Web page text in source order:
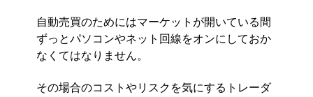
自動売買のためにはマーケットが開いている間
ずっとパソコンやネット回線をオンにしておか
なくてはなりません。
その場合のコストやリスクを気にするトレーダ